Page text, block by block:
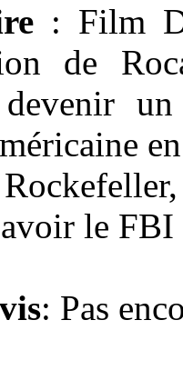
: Film
de
avoir le
: Pas